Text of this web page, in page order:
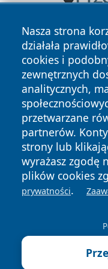
Nasza strona
działała
cookies i
zewnętrznych
analitycznych,
przetwarzane
partnerów.
strony lub
wyrażasz zgodę
plików cookies
prywatności.
Copyright © 2026
zastrzeżone.
News Autorzy